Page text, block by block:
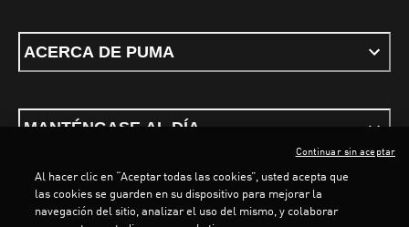
ACERCA DE PUMA
MANTÉNGASE AL DÍA
Al hacer clic en “Aceptar todas las cookies”, usted acepta que
las cookies se guarden en su dispositivo para mejorar la
navegación del sitio, analizar el uso del mismo, y colaborar
Continuar sin aceptar